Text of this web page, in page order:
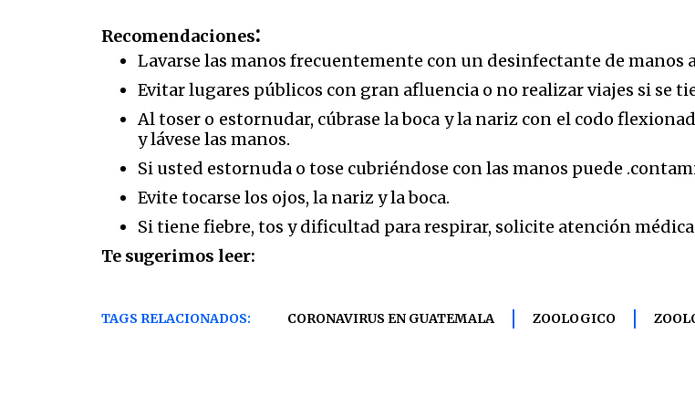
Recomendaciones:
Lavarse las manos frecuentemente con un desinfectante de manos
Evitar lugares públicos con gran afluencia o no realizar viajes si se
Al toser o estornudar, cúbrase la boca y la nariz con el codo
y lávese las manos.
Si usted estornuda o tose cubriéndose con las manos puede
Evite tocarse los ojos, la nariz y la boca.
Si tiene fiebre, tos y dificultad para respirar, solicite atención
Te sugerimos leer:
TAGS RELACIONADOS: CORONAVIRUS EN GUATEMALA ZOOLOGICO